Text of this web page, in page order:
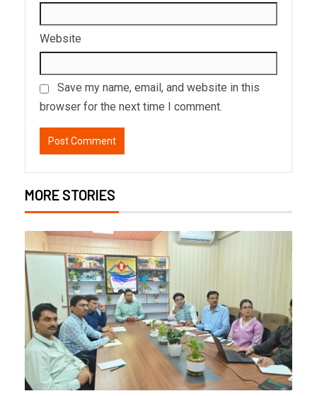
Website
Save my name, email, and website in this
browser for the next time I comment.
MORE STORIES